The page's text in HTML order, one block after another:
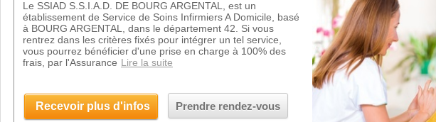
Le SSIAD S.S.I.A.D. DE BOURG ARGENTAL, est un
établissement de Service de Soins Infirmiers A Domicile, basé
à BOURG ARGENTAL, dans le département 42. Si vous
rentrez dans les critères fixés pour intégrer un tel service,
vous pourrez bénéficier d'une prise en charge à 100% des
frais, par l'Assurance Lire la suite
Recevoir plus d'infos Prendre rendez-vous